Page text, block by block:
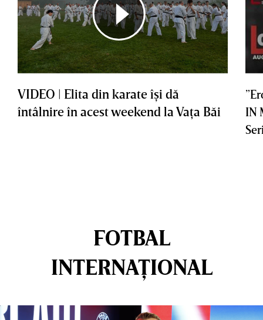
VIDEO | Elita din karate îşi dă
întâlnire în acest weekend la Vaţa Băi
IN
FOTBAL
INTERNAȚIONAL